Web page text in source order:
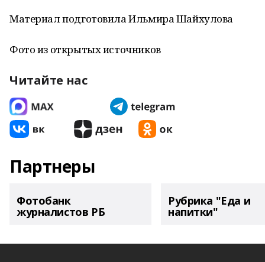
Материал подготовила Ильмира Шайхулова
Фото из открытых источников
Читайте нас
Партнеры
Фотобанк
журналистов РБ
Рубрика "Еда и
напитки"